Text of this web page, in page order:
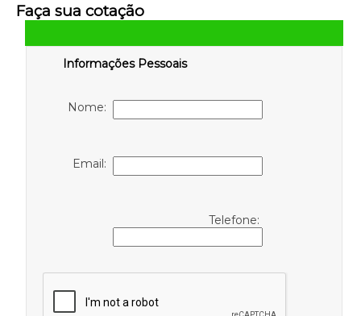
Faça sua cotação
Informações Pessoais
Nome:
Email:
Telefone: